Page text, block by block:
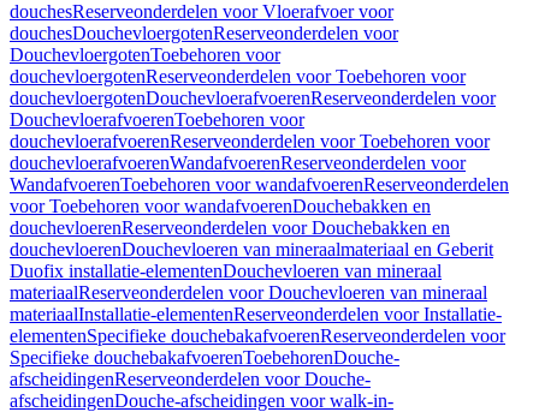
douchesReserveonderdelen voor Vloerafvoer voor
douchesDouchevloergotenReserveonderdelen voor
DouchevloergotenToebehoren voor
douchevloergotenReserveonderdelen voor Toebehoren voor
douchevloergotenDouchevloerafvoerenReserveonderdelen voor
DouchevloerafvoerenToebehoren voor
douchevloerafvoerenReserveonderdelen voor Toebehoren voor
douchevloerafvoerenWandafvoerenReserveonderdelen voor
WandafvoerenToebehoren voor wandafvoerenReserveonderdelen
voor Toebehoren voor wandafvoerenDouchebakken en
douchevloerenReserveonderdelen voor Douchebakken en
douchevloerenDouchevloeren van mineraalmateriaal en Geberit
Duofix installatie-elementenDouchevloeren van mineraal
materiaalReserveonderdelen voor Douchevloeren van mineraal
materiaalInstallatie-elementenReserveonderdelen voor Installatie-
elementenSpecifieke douchebakafvoerenReserveonderdelen voor
Specifieke douchebakafvoerenToebehorenDouche-
afscheidingenReserveonderdelen voor Douche-
afscheidingenDouche-afscheidingen voor walk-in-